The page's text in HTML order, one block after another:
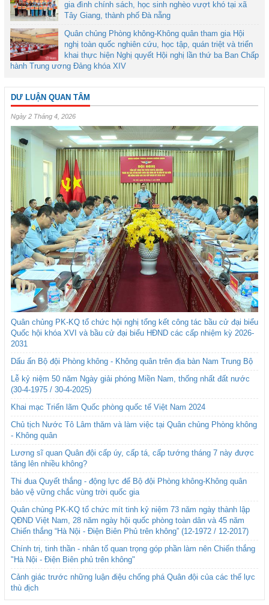
gia đình chính sách, học sinh nghèo vượt khó tại xã
Tây Giang, thành phố Đà nẵng
Quân chủng Phòng không-Không quân tham gia Hội
nghị toàn quốc nghiên cứu, học tập, quán triệt và triển
khai thực hiện Nghị quyết Hội nghị lần thứ ba Ban Chấp
hành Trung ương Đảng khóa XIV
DƯ LUẬN QUAN TÂM
Ngày 2 Tháng 4, 2026
Quân chủng PK-KQ tổ chức hội nghị tổng kết công tác bầu cử đại biểu
Quốc hội khóa XVI và bầu cử đại biểu HĐND các cấp nhiệm kỳ 2026-
2031
Dấu ấn Bộ đội Phòng không - Không quân trên địa bàn Nam Trung Bộ
Lễ kỷ niệm 50 năm Ngày giải phóng Miền Nam, thống nhất đất nước
(30-4-1975 / 30-4-2025)
Khai mạc Triển lãm Quốc phòng quốc tế Việt Nam 2024
Chủ tịch Nước Tô Lâm thăm và làm việc tại Quân chủng Phòng không
- Không quân
Lương sĩ quan Quân đội cấp úy, cấp tá, cấp tướng tháng 7 này được
tăng lên nhiều không?
Thi đua Quyết thắng - động lực để Bộ đội Phòng không-Không quân
bảo vệ vững chắc vùng trời quốc gia
Quân chủng PK-KQ tổ chức mít tinh kỷ niệm 73 năm ngày thành lập
QĐND Việt Nam, 28 năm ngày hội quốc phòng toàn dân và 45 năm
Chiến thắng “Hà Nội - Điện Biên Phủ trên không” (12-1972 / 12-2017)
Chính trị, tinh thần - nhân tố quan trọng góp phần làm nên Chiến thắng
"Hà Nội - Điện Biên phủ trên không"
Cảnh giác trước những luận điệu chống phá Quân đội của các thế lực
thù địch